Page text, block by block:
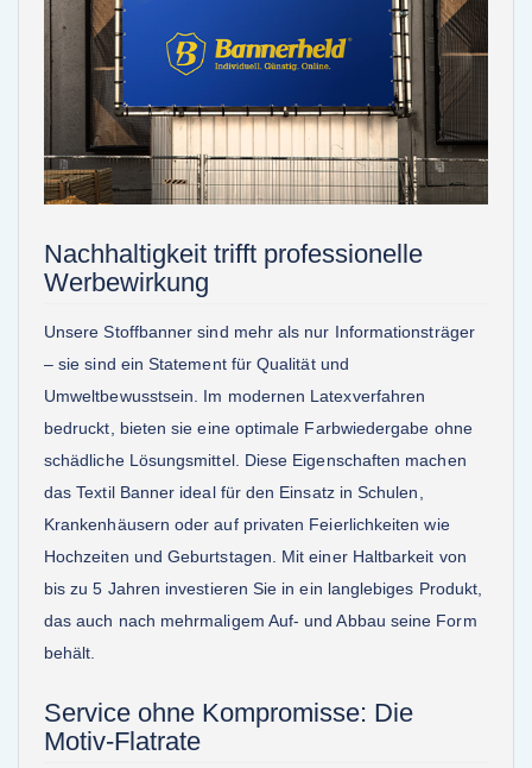
Nachhaltigkeit trifft professionelle
Werbewirkung
Unsere Stoffbanner sind mehr als nur Informationsträger
– sie sind ein Statement für Qualität und
Umweltbewusstsein. Im modernen Latexverfahren
bedruckt, bieten sie eine optimale Farbwiedergabe ohne
schädliche Lösungsmittel. Diese Eigenschaften machen
das Textil Banner ideal für den Einsatz in Schulen,
Krankenhäusern oder auf privaten Feierlichkeiten wie
Hochzeiten und Geburtstagen. Mit einer Haltbarkeit von
bis zu 5 Jahren investieren Sie in ein langlebiges Produkt,
das auch nach mehrmaligem Auf- und Abbau seine Form
behält.
Service ohne Kompromisse: Die
Motiv-Flatrate